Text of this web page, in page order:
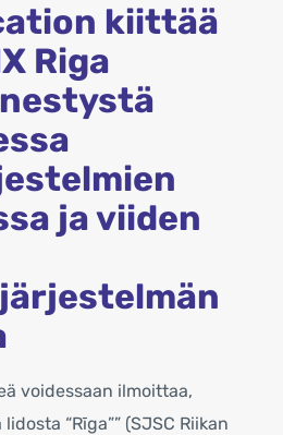
kiittää
Riga
ja viiden
voidessaan ilmoittaa,
“Rīga”” (SJSC Riikan